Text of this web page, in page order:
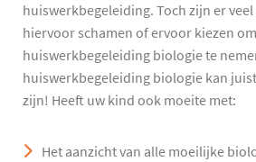
huiswerkbegeleiding. Toch zijn er
hiervoor schamen of ervoor kiezen
huiswerkbegeleiding biologie te
huiswerkbegeleiding biologie kan
zijn! Heeft uw kind ook moeite met:
Het aanzicht van alle moeilijke